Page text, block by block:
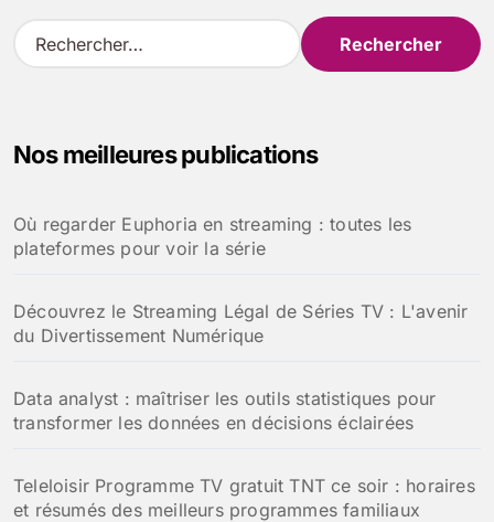
R
e
r
e
r
Nos meilleures publications
Où regarder Euphoria en streaming : toutes les
plateformes pour voir la série
Découvrez le Streaming Légal de Séries TV : L'avenir
du Divertissement Numérique
Data analyst : maîtriser les outils statistiques pour
transformer les données en décisions éclairées
Teleloisir Programme TV gratuit TNT ce soir : horaires
et résumés des meilleurs programmes familiaux